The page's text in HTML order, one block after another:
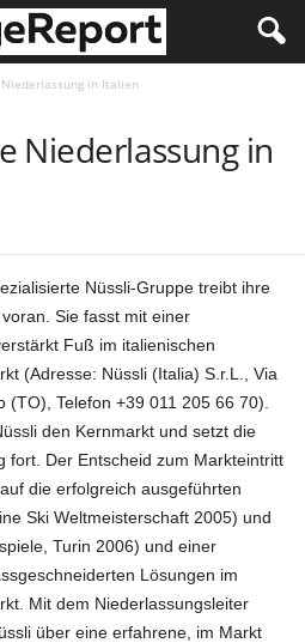
in Italien
Niederlassung in
Nüssli-Gruppe treibt ihre
Sie fasst mit einer
Fuß im italienischen
(Adresse: Nüssli (Italia) S.r.L., Via
(TO), Telefon +39 011 205 66 70).
den Kernmarkt und setzt die
fort. Der Entscheid zum Markteintritt
die erfolgreich ausgeführten
Ski Weltmeisterschaft 2005) und
Turin 2006) und einer
Lösungen im
Mit dem Niederlassungsleiter
über eine erfahrene, im Markt